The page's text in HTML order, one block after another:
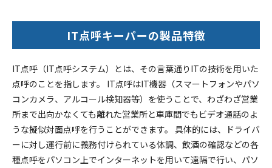
IT点呼キーパーの製品特徴
IT点呼（IT点呼システム）とは、その言葉通りITの技術を用いた
点呼のことを指します。 IT点呼はIT機器（スマートフォンやパソ
コンカメラ、アルコール検知器等）を使うことで、わざわざ営業
所まで出向かなくても離れた営業所と車庫間でもビデオ通話のよ
うな擬似対面点呼を行うことができます。 具体的には、ドライバ
ーに対し運行前に義務付けられている体調、飲酒の確認などの各
種点呼をパソコン上でインターネットを用いて遠隔で行い、パソ